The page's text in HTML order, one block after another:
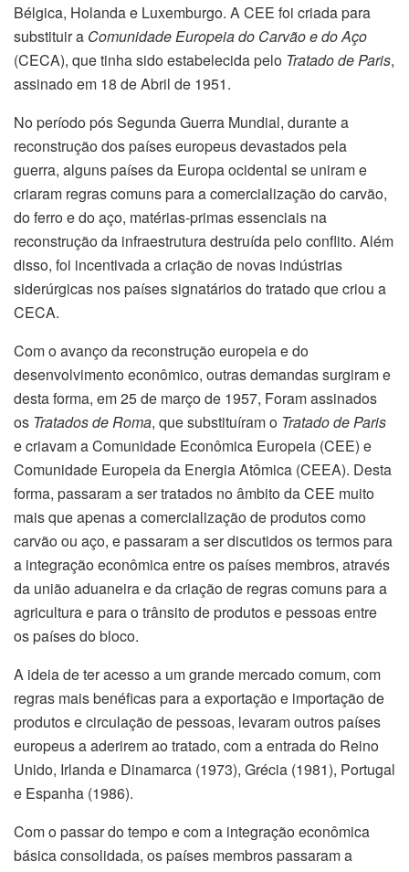
Bélgica, Holanda e Luxemburgo. A CEE foi criada para
substituir a Comunidade Europeia do Carvão e do Aço
(CECA), que tinha sido estabelecida pelo Tratado de Paris,
assinado em 18 de Abril de 1951.
No período pós Segunda Guerra Mundial, durante a
reconstrução dos países europeus devastados pela
guerra, alguns países da Europa ocidental se uniram e
criaram regras comuns para a comercialização do carvão,
do ferro e do aço, matérias-primas essenciais na
reconstrução da infraestrutura destruída pelo conflito. Além
disso, foi incentivada a criação de novas indústrias
siderúrgicas nos países signatários do tratado que criou a
CECA.
Com o avanço da reconstrução europeia e do
desenvolvimento econômico, outras demandas surgiram e
desta forma, em 25 de março de 1957, Foram assinados
os Tratados de Roma, que substituíram o Tratado de Paris
e criavam a Comunidade Econômica Europeia (CEE) e
Comunidade Europeia da Energia Atômica (CEEA). Desta
forma, passaram a ser tratados no âmbito da CEE muito
mais que apenas a comercialização de produtos como
carvão ou aço, e passaram a ser discutidos os termos para
a integração econômica entre os países membros, através
da união aduaneira e da criação de regras comuns para a
agricultura e para o trânsito de produtos e pessoas entre
os países do bloco.
A ideia de ter acesso a um grande mercado comum, com
regras mais benéficas para a exportação e importação de
produtos e circulação de pessoas, levaram outros países
europeus a aderirem ao tratado, com a entrada do Reino
Unido, Irlanda e Dinamarca (1973), Grécia (1981), Portugal
e Espanha (1986).
Com o passar do tempo e com a integração econômica
básica consolidada, os países membros passaram a